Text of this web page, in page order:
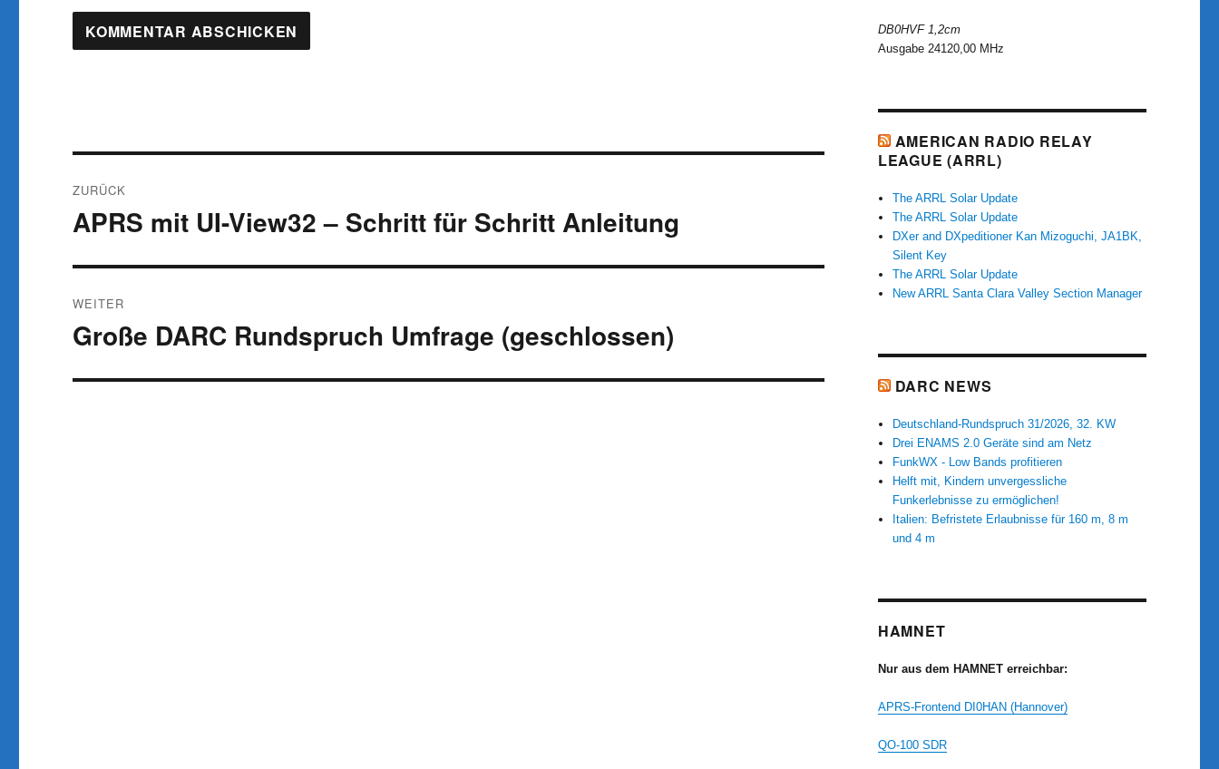
ZURÜCK
Vorheriger
APRS mit UI-View32 – Schritt für Schritt Anleitung
WEITER
Nächster
Große DARC Rundspruch Umfrage (geschlossen)
DB0HVF 1,2cm
Ausgabe 24120,00 MHz
AMERICAN RADIO RELAY
LEAGUE (ARRL)
The ARRL Solar Update
The ARRL Solar Update
DXer and DXpeditioner Kan Mizoguchi, JA1BK,
Silent Key
The ARRL Solar Update
New ARRL Santa Clara Valley Section Manager
DARC NEWS
Deutschland-Rundspruch 31/2026, 32. KW
Drei ENAMS 2.0 Geräte sind am Netz
FunkWX - Low Bands profitieren
Helft mit, Kindern unvergessliche
Funkerlebnisse zu ermöglichen!
Italien: Befristete Erlaubnisse für 160 m, 8 m
und 4 m
HAMNET
Nur aus dem HAMNET erreichbar:
APRS-Frontend DI0HAN (Hannover)
QO-100 SDR